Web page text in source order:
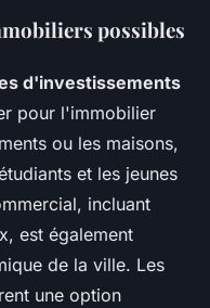
possibles
d'investissements
pour l'immobilier
ou les maisons,
et les jeunes
incluant
est également
de la ville. Les
une option